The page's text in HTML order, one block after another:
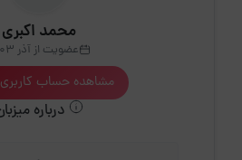
محمد اکبری
عضویت از آذر 1403
مشاهده حساب کاربری
درباره